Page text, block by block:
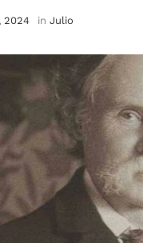
2024 in Julio